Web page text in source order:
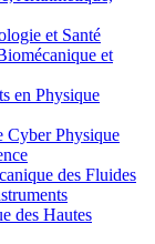
et Santé
et
en Physique
Cyber Physique
des Fluides
des Hautes